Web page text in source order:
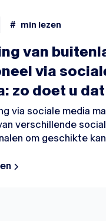
# min lezen
van
via
zo doet u
via sociale media
verschillende
om geschikte
tips om uw social